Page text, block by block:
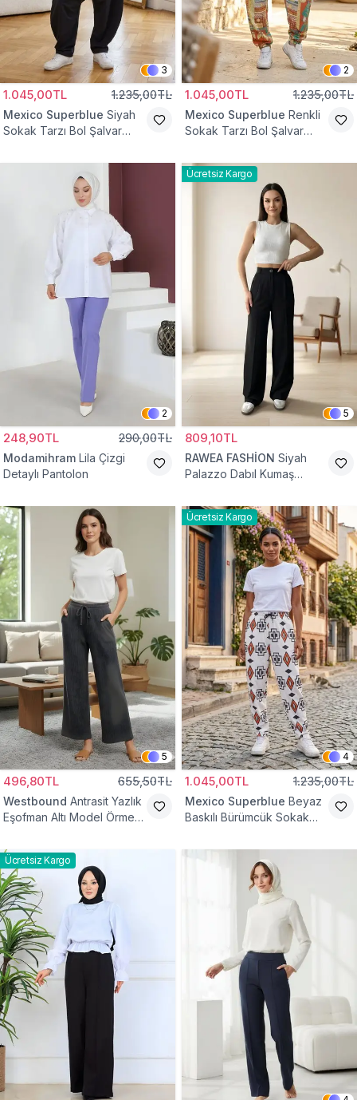
3
1.045,00TL 1.235,00TL
Mexico Superblue Siyah
Sokak Tarzı Bol Şalvar
2
1.045,00TL 1.235,00TL
Mexico Superblue Renkli
Sokak Tarzı Bol Şalvar
2
248,90TL 290,00TL
Modamihram Lila Çizgi
Detaylı Pantolon
Ücretsiz Kargo
5
809,10TL
RAWEA FASHİON Siyah
Palazzo Dabıl Kumaş
5
496,80TL 655,50TL
Westbound Antrasit Yazlık
Eşofman Altı Model Örme
Ücretsiz Kargo
4
1.045,00TL 1.235,00TL
Mexico Superblue Beyaz
Baskılı Bürümcük Sokak
Ücretsiz Kargo